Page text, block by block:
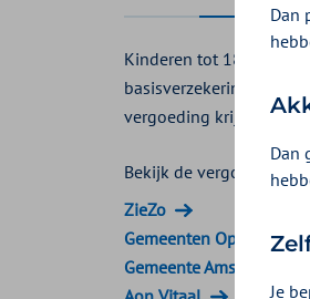
Kinderen tot 18 jaar
basisverzekering.
vergoeding krijgen
Bekijk de vergoedingen
ZieZo
Gemeenten Optimaal
Gemeente Amsterdam
Dan
Dan
Je